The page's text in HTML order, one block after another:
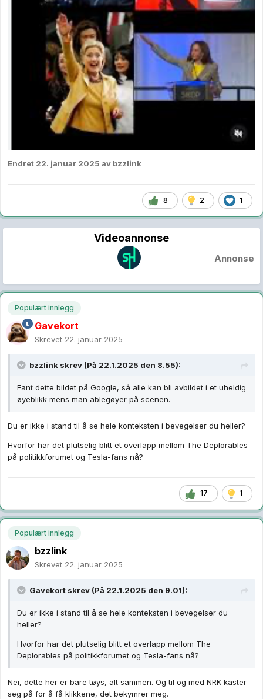
Endret 22. januar 2025 av bzzlink
8 2 1
Videoannonse
Annonse
Populært innlegg
Gavekort
Skrevet 22. januar 2025
bzzlink skrev (På 22.1.2025 den 8.55):
Fant dette bildet på Google, så alle kan bli avbildet i et uheldig
øyeblikk mens man ablegøyer på scenen.
Du er ikke i stand til å se hele konteksten i bevegelser du heller?
Hvorfor har det plutselig blitt et overlapp mellom The Deplorables
på politikkforumet og Tesla-fans nå?
17 1
Populært innlegg
bzzlink
Skrevet 22. januar 2025
Gavekort skrev (På 22.1.2025 den 9.01):
Du er ikke i stand til å se hele konteksten i bevegelser du
heller?
Hvorfor har det plutselig blitt et overlapp mellom The
Deplorables på politikkforumet og Tesla-fans nå?
Nei, dette her er bare tøys, alt sammen. Og til og med NRK kaster
seg på for å få klikkene, det bekymrer meg.